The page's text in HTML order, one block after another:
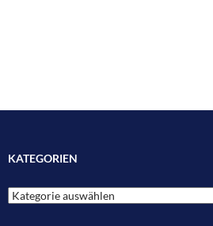
KATEGORIEN
Kategorien